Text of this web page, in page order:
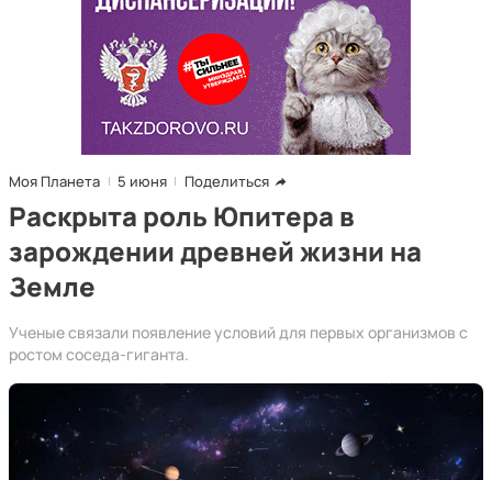
Моя Планета 5 июня Поделиться
Раскрыта роль Юпитера в
зарождении древней жизни на
Земле
Ученые связали появление условий для первых организмов с
ростом соседа-гиганта.